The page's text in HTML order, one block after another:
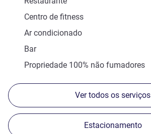
Centro de fitness
Ar condicionado
Bar
Propriedade 100% não fumadores
Ver todos os serviços
Estacionamento